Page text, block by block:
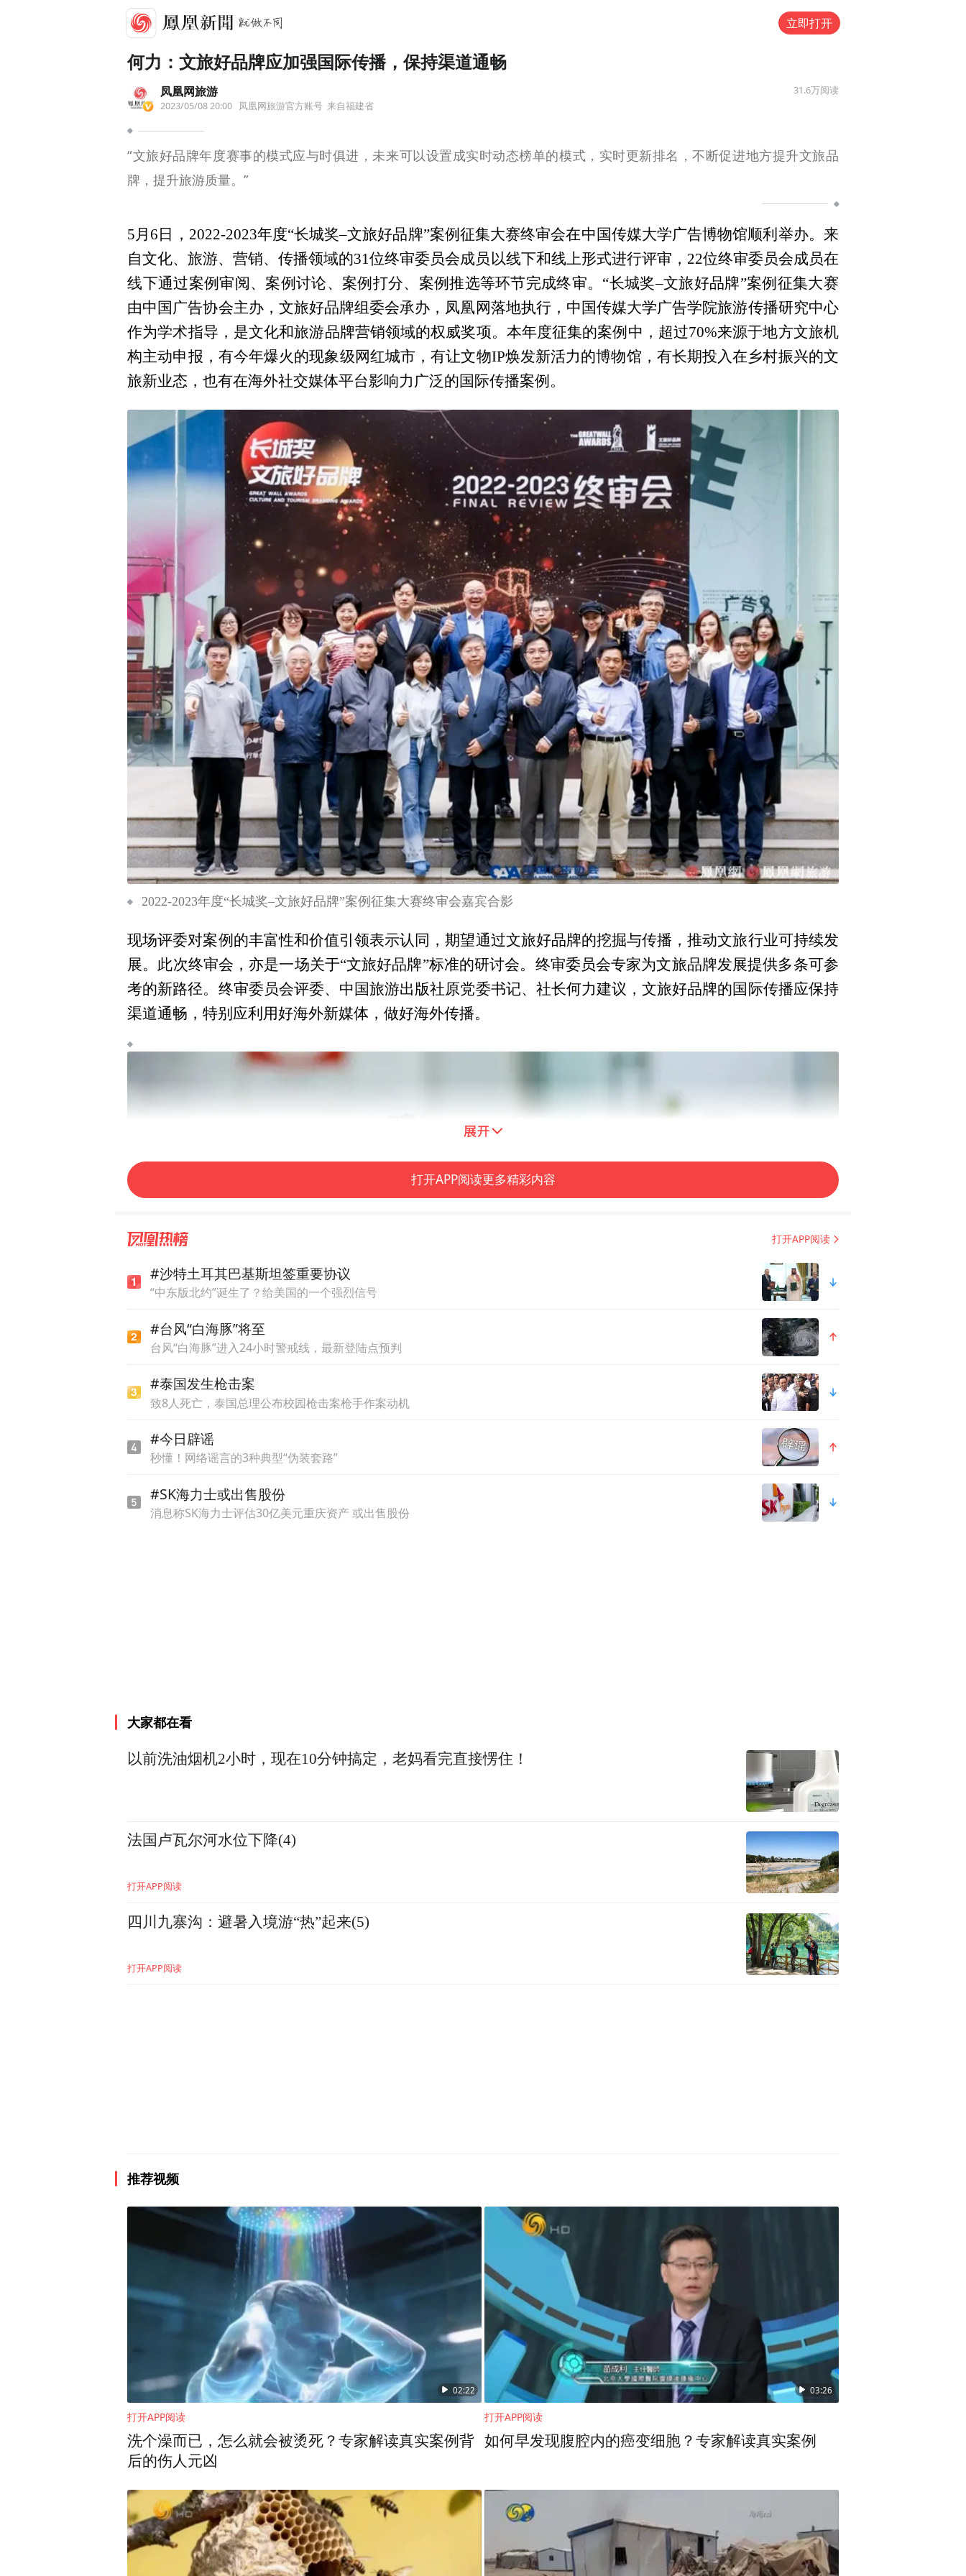
立即打开
何力：文旅好品牌应加强国际传播，保持渠道通畅
凤凰网旅游
2023/05/08 20:00 凤凰网旅游官方账号 来自福建省
31.6万阅读
“文旅好品牌年度赛事的模式应与时俱进，未来可以设置成实时动态榜单的模式，实时更新排名，不断促进地方提升文旅品
牌，提升旅游质量。”
5月6日，2022-2023年度“长城奖–文旅好品牌”案例征集大赛终审会在中国传媒大学广告博物馆顺利举办。来
自文化、旅游、营销、传播领域的31位终审委员会成员以线下和线上形式进行评审，22位终审委员会成员在
线下通过案例审阅、案例讨论、案例打分、案例推选等环节完成终审。“长城奖–文旅好品牌”案例征集大赛
由中国广告协会主办，文旅好品牌组委会承办，凤凰网落地执行，中国传媒大学广告学院旅游传播研究中心
作为学术指导，是文化和旅游品牌营销领域的权威奖项。本年度征集的案例中，超过70%来源于地方文旅机
构主动申报，有今年爆火的现象级网红城市，有让文物IP焕发新活力的博物馆，有长期投入在乡村振兴的文
旅新业态，也有在海外社交媒体平台影响力广泛的国际传播案例。
2022-2023年度“长城奖–文旅好品牌”案例征集大赛终审会嘉宾合影
现场评委对案例的丰富性和价值引领表示认同，期望通过文旅好品牌的挖掘与传播，推动文旅行业可持续发
展。此次终审会，亦是一场关于“文旅好品牌”标准的研讨会。终审委员会专家为文旅品牌发展提供多条可参
考的新路径。终审委员会评委、中国旅游出版社原党委书记、社长何力建议，文旅好品牌的国际传播应保持
渠道通畅，特别应利用好海外新媒体，做好海外传播。
打开APP阅读更多精彩内容
打开APP阅读
#沙特土耳其巴基斯坦签重要协议
“中东版北约”诞生了？给美国的一个强烈信号
#台风“白海豚”将至
台风“白海豚”进入24小时警戒线，最新登陆点预判
#泰国发生枪击案
致8人死亡，泰国总理公布校园枪击案枪手作案动机
#今日辟谣
秒懂！网络谣言的3种典型“伪装套路”
#SK海力士或出售股份
消息称SK海力士评估30亿美元重庆资产 或出售股份
大家都在看
以前洗油烟机2小时，现在10分钟搞定，老妈看完直接愣住！
法国卢瓦尔河水位下降(4)
打开APP阅读
四川九寨沟：避暑入境游“热”起来(5)
打开APP阅读
推荐视频
02:22
打开APP阅读
洗个澡而已，怎么就会被烫死？专家解读真实案例背
后的伤人元凶
03:26
打开APP阅读
如何早发现腹腔内的癌变细胞？专家解读真实案例